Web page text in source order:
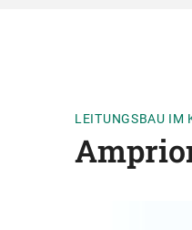
LEITUNGSBAU IM